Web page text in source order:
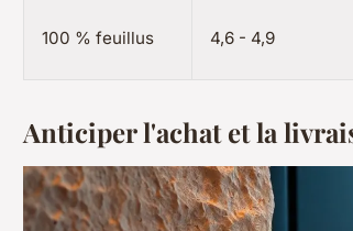
100 % feuillus 4,6 - 4,9
Anticiper l'achat et la